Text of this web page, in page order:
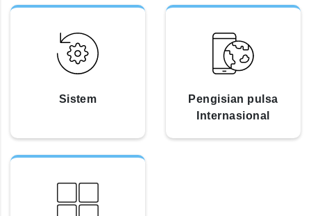
Sistem
Pengisian pulsa
Internasional